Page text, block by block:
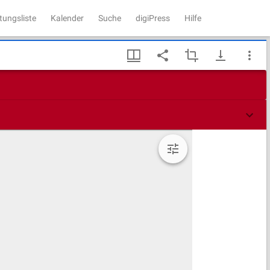
Kalender Suche digiPress Hilfe